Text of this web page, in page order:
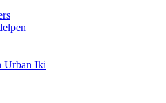
Urban Iki